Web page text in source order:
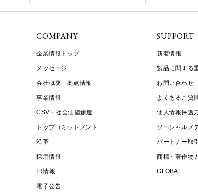
COMPANY
企業情報トップ
メッセージ
会社概要・拠点情報
事業情報
CSV・社会価値創造
トップコミットメント
沿革
採用情報
IR情報
電子公告
SUPPORT
新着情報
製品に関する
お問い合わせ
よくあるご質
個人情報保護
ソーシャルメ
パートナー取
商標・著作物
GLOBAL